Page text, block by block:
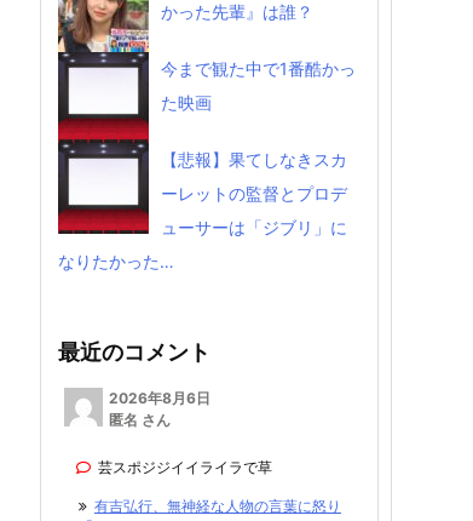
かった先輩』は誰？
今まで観た中で1番酷かっ
た映画
【悲報】果てしなきスカ
ーレットの監督とプロデ
ューサーは「ジブリ」に
なりたかった…
最近のコメント
2026年8月6日
匿名 さん
芸スポジジイイライラで草
有吉弘行、無神経な人物の言葉に怒り